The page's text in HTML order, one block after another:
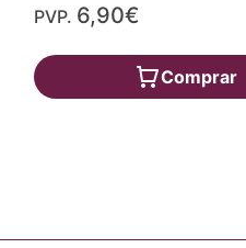
PVP. 6,90€
Comprar